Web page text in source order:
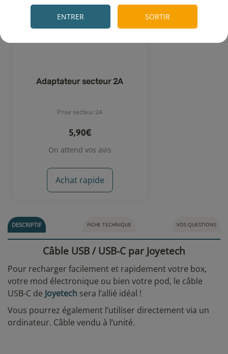
ENTRER SORTIR
Adaptateur secteur 2A
Prise secteur 2A
5,90€
On attend vos avis
Achat rapide
DESCRIPTIF FICHE TECHNIQUE VOS QUESTIONS
Câble USB / USB-C par Joyetech
Pour recharger facilement et rapidement votre box,
votre mod électronique ou bien votre pod, le câble
USB-C de Joyetech sera l’allié idéal !
Vous pourrez également l’utiliser directement via un
ordinateur. Câble vendu à l’unité.